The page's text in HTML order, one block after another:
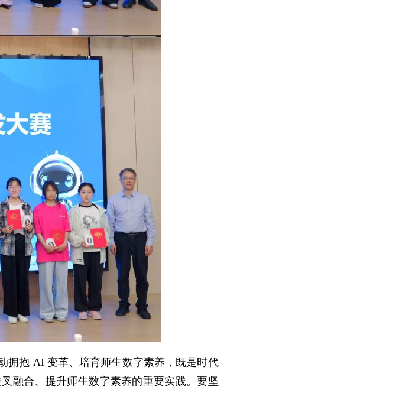
拥抱 AI 变革、培育师生数字素养，既是时代
融合、提升师生数字素养的重要实践。要坚